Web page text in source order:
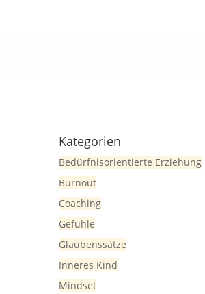
Kategorien
Bedürfnisorientierte Erziehung
Burnout
Coaching
Gefühle
Glaubenssätze
Inneres Kind
Mindset